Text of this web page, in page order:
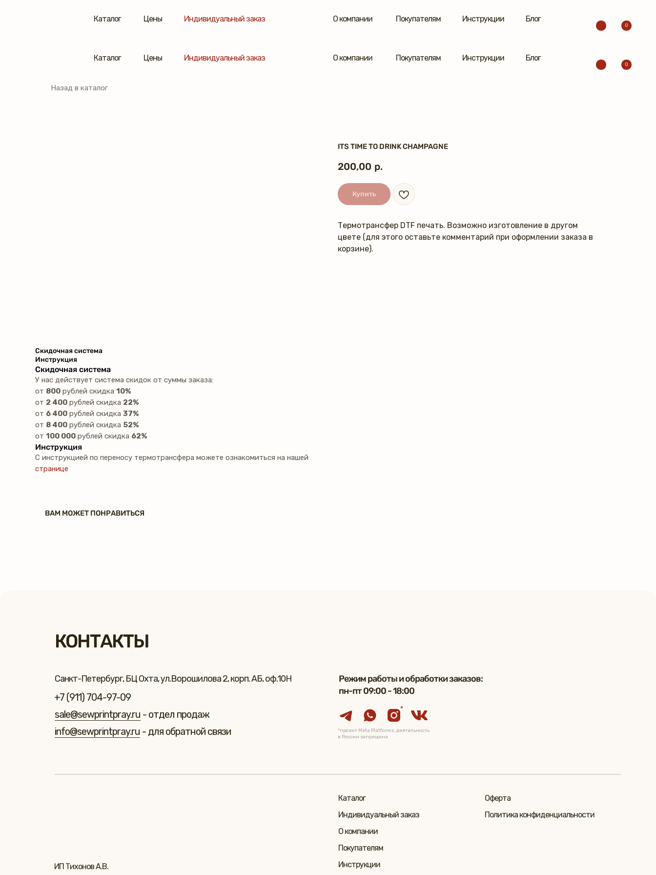
Каталог Индивидуальный заказ О компании Покупателям
0
Инструкции
Цены Блог
Каталог Индивидуальный заказ О компании Покупателям Инструкции
0
Блог
Цены
Назад в каталог
ITS TIME TO DRINK CHAMPAGNE
200,00 р.
Купить
Термотрансфер DTF печать. Возможно изготовление в другом
цвете (для этого оставьте комментарий при оформлении заказа в
корзине).
Скидочная система
Инструкция
Скидочная система
У нас действует система скидок от суммы заказа:
от 800 рублей скидка 10%
от 2 400 рублей скидка 22%
от 6 400 рублей скидка 37%
от 8 400 рублей скидка 52%
от 100 000 рублей скидка 62%
Инструкция
С инструкцией по переносу термотрансфера можете ознакомиться на нашей
странице
ВАМ МОЖЕТ ПОНРАВИТЬСЯ
Санкт-Петербург, БЦ Охта, ул.Ворошилова 2, корп. АБ, оф.10Н
+7 (911) 704-97-09
sale@sewprintpray.ru - отдел продаж
Режим работы и обработки заказов:
пн-пт 09:00 - 18:00
ИП Тихонов А.В.
КОНТАКТЫ
О компании
Индивидуальный заказ
Каталог
Покупателям
Инструкции
Оферта
Политика конфиденциальности
*проект Meta Platforms, деятельность
в России запрещена
*
info@sewprintpray.ru - для обратной связи